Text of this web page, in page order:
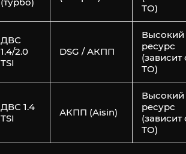
ТО)
ДВС
1.4/2.0
TSI
DSG / АКПП
Высокий
ресурс
(зависит
ТО)
ДВС 1.4
TSI
АКПП (Aisin)
Высокий
ресурс
(зависит
ТО)